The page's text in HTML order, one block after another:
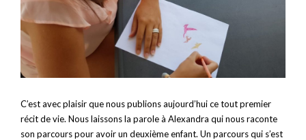
C’est avec plaisir que nous publions aujourd’hui ce tout premier
récit de vie. Nous laissons la parole à Alexandra qui nous raconte
son parcours pour avoir un deuxième enfant. Un parcours qui s’est